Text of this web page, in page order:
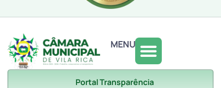
MENU
Portal Transparência